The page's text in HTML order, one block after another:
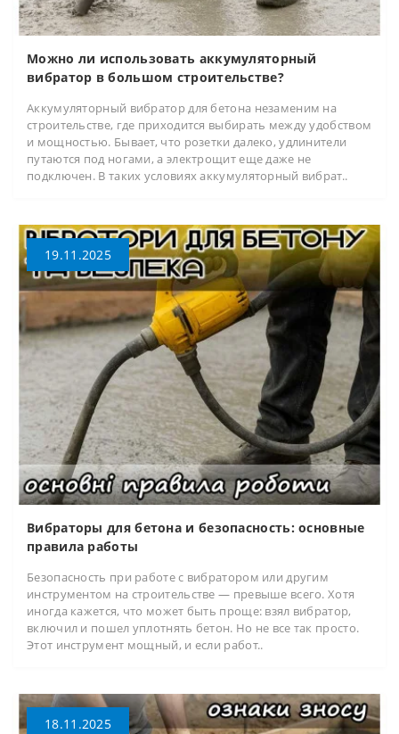
Можно ли использовать аккумуляторный
вибратор в большом строительстве?
Аккумуляторный вибратор для бетона незаменим на
строительстве, где приходится выбирать между удобством
и мощностью. Бывает, что розетки далеко, удлинители
путаются под ногами, а электрощит еще даже не
подключен. В таких условиях аккумуляторный вибрат..
19.11.2025
Вибраторы для бетона и безопасность: основные
правила работы
Безопасность при работе с вибратором или другим
инструментом на строительстве — превыше всего. Хотя
иногда кажется, что может быть проще: взял вибратор,
включил и пошел уплотнять бетон. Но не все так просто.
Этот инструмент мощный, и если работ..
18.11.2025